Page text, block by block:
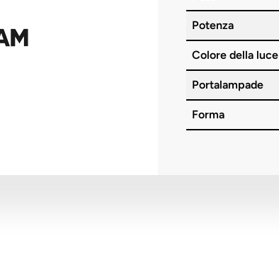
Potenza
Colore della luce
Portalampade
Forma